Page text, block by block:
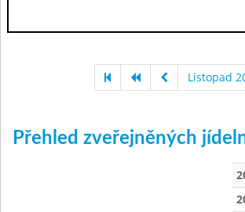
Listopad
Přehled zveřejněných